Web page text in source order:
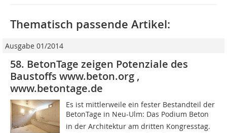
Thematisch passende Artikel:
Ausgabe 01/2014
58. BetonTage zeigen Potenziale des
Baustoffs www.beton.org ,
www.betontage.de
Es ist mittlerweile ein fester Bestandteil der
BetonTage in Neu-Ulm: Das Podium Beton
in der Architektur am dritten Kongresstag.